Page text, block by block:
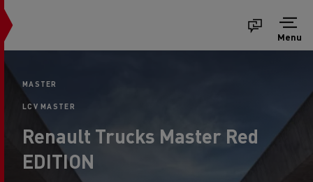
Menu
MASTER
LCV MASTER
Renault Trucks Master Red
EDITION